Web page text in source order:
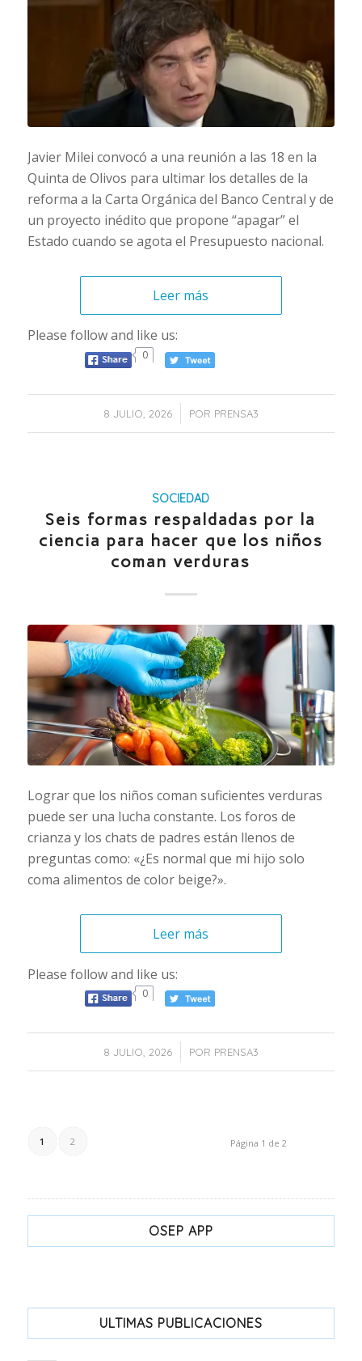
Javier Milei convocó a una reunión a las 18 en la
Quinta de Olivos para ultimar los detalles de la
reforma a la Carta Orgánica del Banco Central y de
un proyecto inédito que propone “apagar” el
Estado cuando se agota el Presupuesto nacional.
Leer más
Please follow and like us:
0
8 JULIO, 2026 POR PRENSA3
SOCIEDAD
Seis formas respaldadas por la
ciencia para hacer que los niños
coman verduras
Lograr que los niños coman suficientes verduras
puede ser una lucha constante. Los foros de
crianza y los chats de padres están llenos de
preguntas como: «¿Es normal que mi hijo solo
coma alimentos de color beige?».
Leer más
Please follow and like us:
0
8 JULIO, 2026
/ POR PRENSA3
Página 1 de 2
1 2
OSEP APP
ULTIMAS PUBLICACIONES